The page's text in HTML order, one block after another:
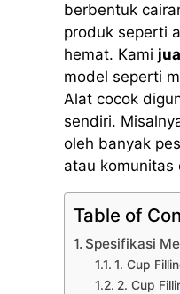
berbentuk
produk seperti
hemat. Kami
model seperti
Alat cocok
sendiri.
oleh banyak
atau komunitas
Table of
Spesifikasi
1. Cup
2. Cup